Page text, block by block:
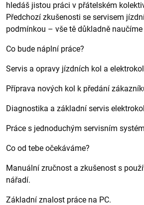
hledáš jistou práci v přátelském
Předchozí zkušenosti se servisem
podmínkou – vše tě důkladně
Co bude náplní práce?
Servis a opravy jízdních kol a
Příprava nových kol k předání
Diagnostika a základní servis
Práce s jednoduchým servisním
Co od tebe očekáváme?
Manuální zručnost a zkušenost s
nářadí.
Základní znalost práce na PC.